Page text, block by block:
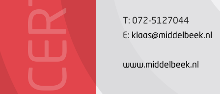
T: 072-5127044
E: klaas@middelbeek.nl
www.middelbeek.nl